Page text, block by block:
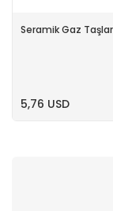
Seramik Gaz
5,76 USD